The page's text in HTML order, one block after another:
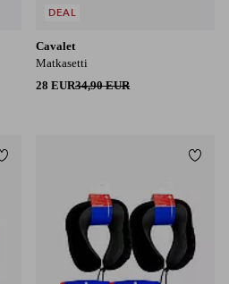
Cavalet
Matkasetti
28 EUR34,90 EUR
DEAL
Lisää suosikkeihin